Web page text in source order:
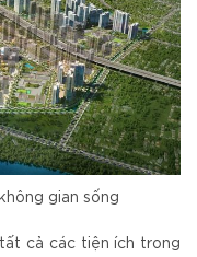
gian sống
cả các tiện ích trong